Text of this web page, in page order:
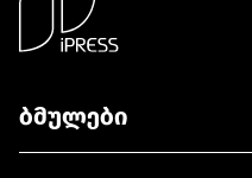
ბმულები